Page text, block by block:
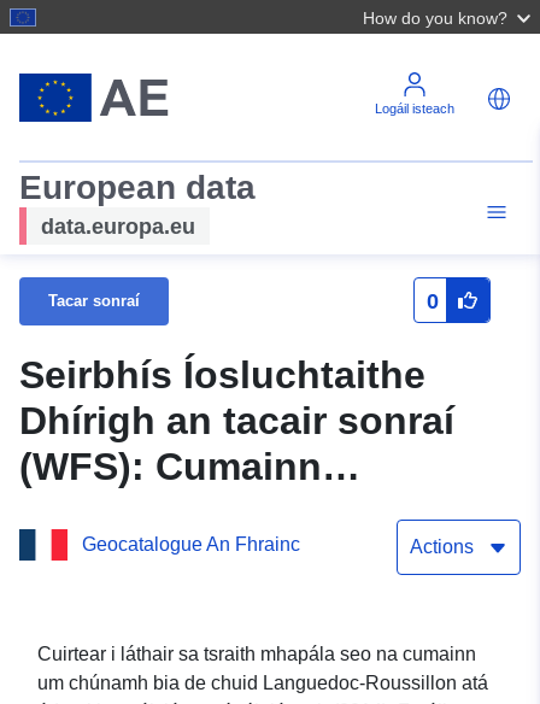
How do you know?
Logáil isteach
European data
data.europa.eu
Tacar sonraí 0
Seirbhís Íosluchtaithe
Dhírigh an tacair sonraí
(WFS): Cumainn
cheadaithe um chúnamh
bia in Languedoc-
Geocatalogue An Fhrainc Actions
Cuirtear i láthair sa tsraith mhapála seo na cumainn
um chúnamh bia de chuid Languedoc-Roussillon atá